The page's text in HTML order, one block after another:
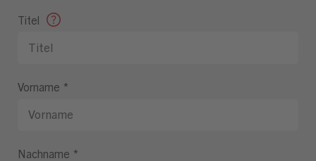
Titel
Vorname *
Nachname *